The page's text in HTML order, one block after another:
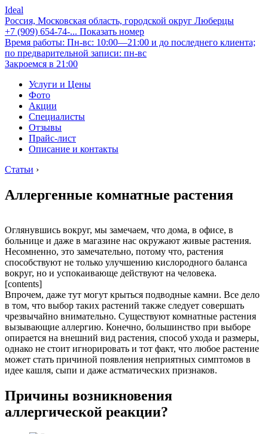
Ideal
Россия, Московская область, городской округ Люберцы
+7 (909) 654-74-... Показать номер
Время работы: Пн-вс: 10:00—21:00 и до последнего клиента;
по предварительной записи: пн-вс
Закроемся в 21:00
Услуги и Цены
Фото
Акции
Специалисты
Отзывы
Прайс-лист
Описание и контакты
Статьи ›
Аллергенные комнатные растения
Оглянувшись вокруг, мы замечаем, что дома, в офисе, в
больнице и даже в магазине нас окружают живые растения.
Несомненно, это замечательно, потому что, растения
способствуют не только улучшению кислородного баланса
вокруг, но и успокаивающе действуют на человека.
[contents]
Впрочем, даже тут могут крыться подводные камни. Все дело
в том, что выбор таких растений также следует совершать
чрезвычайно внимательно. Существуют комнатные растения
вызывающие аллергию. Конечно, большинство при выборе
опирается на внешний вид растения, способ ухода и размеры,
однако не стоит игнорировать и тот факт, что любое растение
может стать причиной появления неприятных симптомов в
идее кашля, сыпи и даже астматических признаков.
Причины возникновения
аллергической реакции?